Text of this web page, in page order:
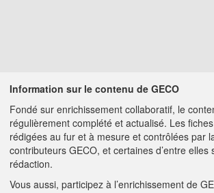
Information sur le contenu de GECO
Fondé sur enrichissement collaboratif, le
régulièrement complété et actualisé. Les
rédigées au fur et à mesure et contrôlées par
contributeurs GECO, et certaines d’entre
rédaction.
Vous aussi, participez à l’enrichissement de